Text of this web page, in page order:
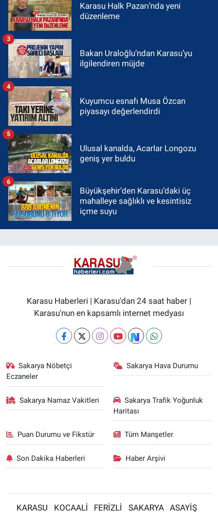
Karasu Halk Pazarı’nda yeni
düzenleme
Bakan Uraloğlu’ndan Karasu’yu
ilgilendiren müjde
3
Kuyumcu esnafı Musa Özcan
piyasayı değerlendirdi
4
Ulusal kanalda, Acarlar Longozu
geniş yer buldu
5
Büyükşehir’den Karasu’daki üç
mahalleye sağlıklı ve kesintisiz
içme suyu
6
Karasu Haberleri | Karasu'dan 24 saat haber |
Karasu'nun en kapsamlı internet medyası
Sakarya Nöbetçi
Eczaneler
Sakarya Hava Durumu
Sakarya Namaz Vakitleri
Sakarya Trafik Yoğunluk
Haritası
Puan Durumu ve Fikstür Tüm Manşetler
Son Dakika Haberleri Haber Arşivi
KARASU KOCAALİ FERİZLİ SAKARYA ASAYİŞ